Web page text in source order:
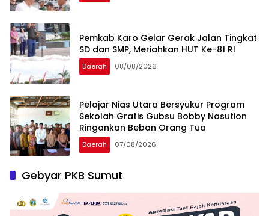
Pemkab Karo Gelar Gerak Jalan Tingkat
SD dan SMP, Meriahkan HUT Ke-81 RI
Daerah 08/08/2026
Pelajar Nias Utara Bersyukur Program
Sekolah Gratis Gubsu Bobby Nasution
Ringankan Beban Orang Tua
Daerah 07/08/2026
Gebyar PKB Sumut